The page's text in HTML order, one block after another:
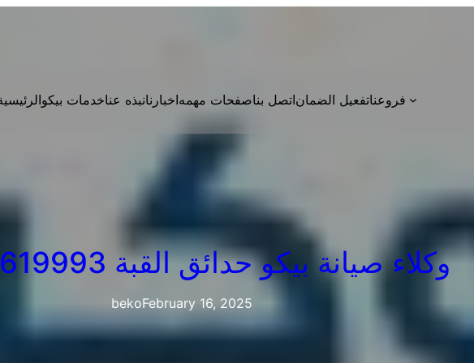
خدمات بيكونبذه عنااخبارناصفحات مهمهاتصل بناتفعيل الضمانفروعنا
وكلاء صيانة بيكو حدائق القبة 01207619993
bekoFebruary 16, 2025